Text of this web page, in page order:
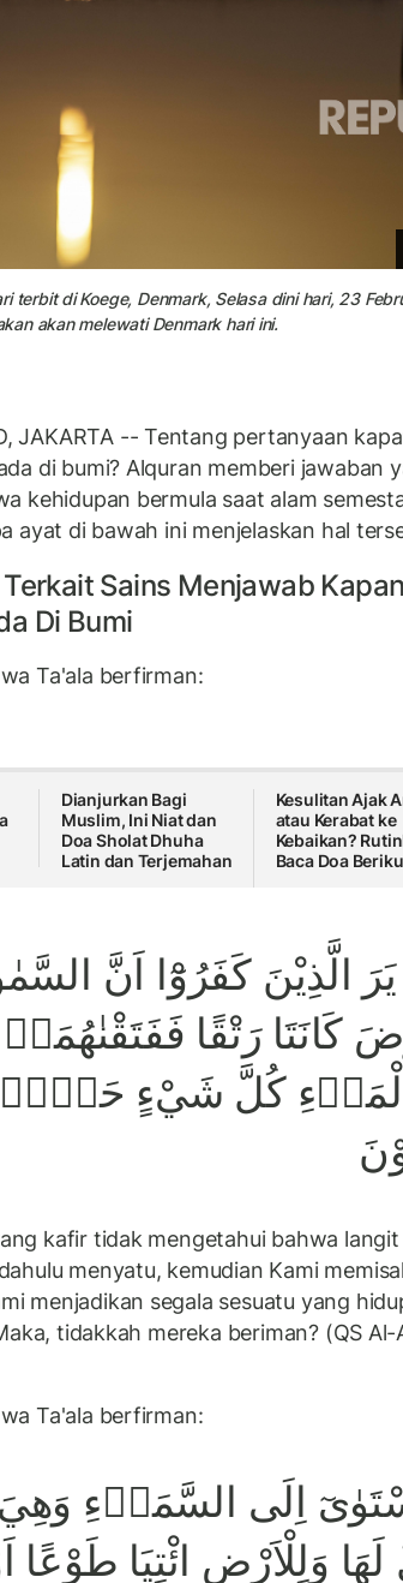
terbit di Koege, Denmark, Selasa dini hari, 23
akan melewati Denmark hari ini.
JAKARTA -- Tentang pertanyaan
di bumi? Alquran memberi jawaban
kehidupan bermula saat alam
ayat di bawah ini menjelaskan hal
Terkait Sains Menjawab Kapan
Di Bumi
Ta'ala berfirman:
Dianjurkan Bagi
Muslim, Ini Niat dan
Doa Sholat Dhuha
Latin dan Terjemahan
Kesulitan Ajak
atau Kerabat ke
Kebaikan?
Baca Doa
يَرَ الَّذِيْنَ كَفَرُوْٓا اَنَّ
كَانَتَا رَتْقًا فَفَتَقْنٰهُمَاۗ
كُلَّ شَيْءٍ حَيٍّۗ
kafir tidak mengetahui bahwa langit
menyatu, kemudian Kami
menjadikan segala sesuatu yang
tidakkah mereka beriman? (QS Al-
Ta'ala berfirman:
اِلَى السَّمَاۤءِ
لَهَا وَلِلْاَرْضِ ائْتِيَا